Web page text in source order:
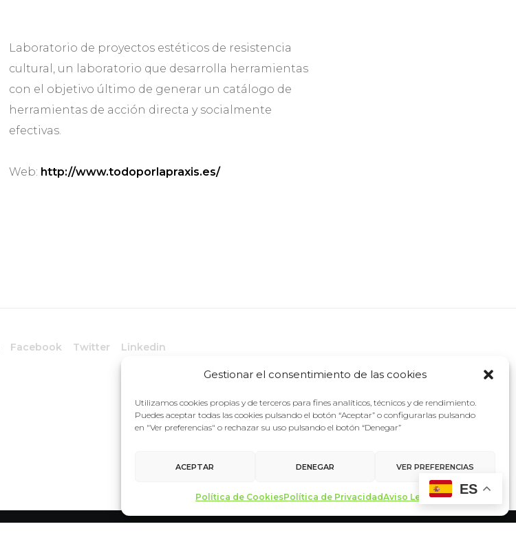
Gestionar el consentimiento de las cookies
Utilizamos cookies propias y de terceros para fines analíticos, técnicos y de rendimiento.
Puedes aceptar todas las cookies pulsando el botón “Aceptar” o configurarlas pulsando
en "Ver preferencias" o rechazar su uso pulsando el botón “Denegar”
ACEPTAR DENEGAR VER PREFERENCIAS
Política de CookiesPolítica de PrivacidadAviso Legal
Laboratorio de proyectos estéticos de resistencia
cultural, un laboratorio que desarrolla herramientas
con el objetivo último de generar un catálogo de
herramientas de acción directa y socialmente
efectivas.
Web: http://www.todoporlapraxis.es/
Facebook Twitter Linkedin
ES